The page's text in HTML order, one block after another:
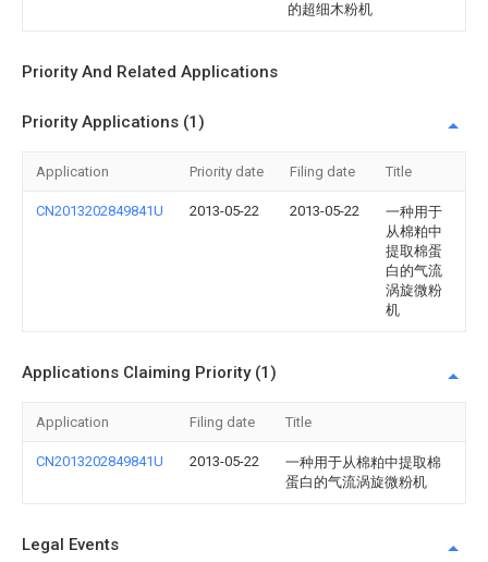
的超细木粉机
Priority And Related Applications
Priority Applications (1)
Application Priority date Filing date Title
CN2013202849841U 2013-05-22 2013-05-22
一种用于
从棉粕中
提取棉蛋
白的气流
涡旋微粉
机
Applications Claiming Priority (1)
Application Filing date Title
CN2013202849841U 2013-05-22
一种用于从棉粕中提取棉
蛋白的气流涡旋微粉机
Legal Events